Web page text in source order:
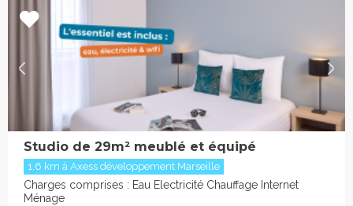
Studio de 29m² meublé et équipé
1.6 km à Axess développement Marseille
Charges comprises : Eau Electricité Chauffage Internet
Ménage